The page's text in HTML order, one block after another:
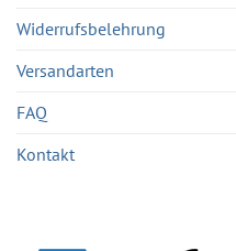
Widerrufsbelehrung
Versandarten
FAQ
Kontakt